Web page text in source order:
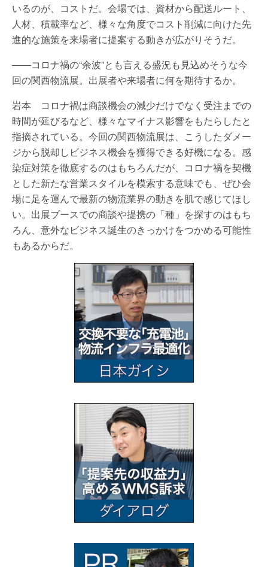
いるのが、コストだ。会場では、資材から配送ルート、
人材、積載率など、様々な角度でコスト削減に向けた先
進的な施策を来場者に提案する動きが広がりそうだ。
――コロナ禍の“余波”とも言える盛況も見込めそうな今
回の関西物流展。出展者や来場者に何を期待するか。
岩本 コロナ禍は商談機会の減少だけでなく受注までの
時間が延びるなど、様々なマイナス影響をもたらしたと
指摘されている。今回の関西物流展は、こうしたダメー
ジから脱却しビジネス機会を獲得できる好機になる。感
染症対策を徹底するのはもちろんだが、コロナ禍を契機
とした新たな営業スタイルを模索する意味でも、ぜひ会
場に足を運んで最新の物流業界の動きを肌で感じてほし
い。出展ブースでの商談や提携の「種」を探すのはもち
ろん、意外なビジネス誕生のきっかけをつかめる可能性
もあるからだ。